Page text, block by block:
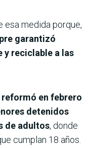
esa medida porque,
garantizó
y reciclable a las
reformó en febrero
detenidos
de adultos, donde
cumplan 18 años.